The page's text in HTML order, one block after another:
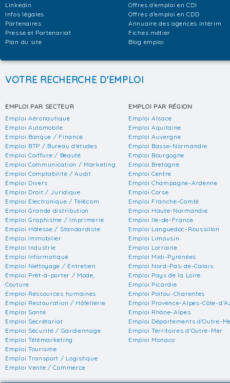
Linkedin
Infos légales
Partenaires
Presse et Partenariat
Plan du site
Offres d'emploi en CDI
Offres d'emploi en CDD
Annuaire des agences intérim
Fiches métier
Blog emploi
VOTRE RECHERCHE D'EMPLOI
EMPLOI PAR SECTEUR
Emploi Aéronautique
Emploi Automobile
Emploi Banque / Finance
Emploi BTP / Bureau d'études
Emploi Coiffure / Beauté
Emploi Communication / Marketing
Emploi Comptabilité / Audit
Emploi Divers
Emploi Droit / Juridique
Emploi Electronique / Télécom
Emploi Grande distribution
Emploi Graphisme / Imprimerie
Emploi Hôtesse / Standardiste
Emploi Immobilier
Emploi Industrie
Emploi Informatique
Emploi Nettoyage / Entretien
Emploi Prêt-à-porter / Mode,
Couture
Emploi Ressources humaines
Emploi Restauration / Hôtellerie
Emploi Santé
Emploi Secrétariat
Emploi Sécurité / Gardiennage
Emploi Télémarketing
Emploi Tourisme
Emploi Transport / Logistique
Emploi Vente / Commerce
EMPLOI PAR RÉGION
Emploi Alsace
Emploi Aquitaine
Emploi Auvergne
Emploi Basse-Normandie
Emploi Bourgogne
Emploi Bretagne
Emploi Centre
Emploi Champagne-Ardenne
Emploi Corse
Emploi Franche-Comté
Emploi Haute-Normandie
Emploi Ile-de-France
Emploi Languedoc-Roussillon
Emploi Limousin
Emploi Lorraine
Emploi Midi-Pyrénées
Emploi Nord-Pas-de-Calais
Emploi Pays de la Loire
Emploi Picardie
Emploi Poitou-Charentes
Emploi Provence-Alpes-Côte-
Emploi Rhône-Alpes
Emploi Départements d'Outre-
Emploi Territoires d'Outre-Mer
Emploi Monaco